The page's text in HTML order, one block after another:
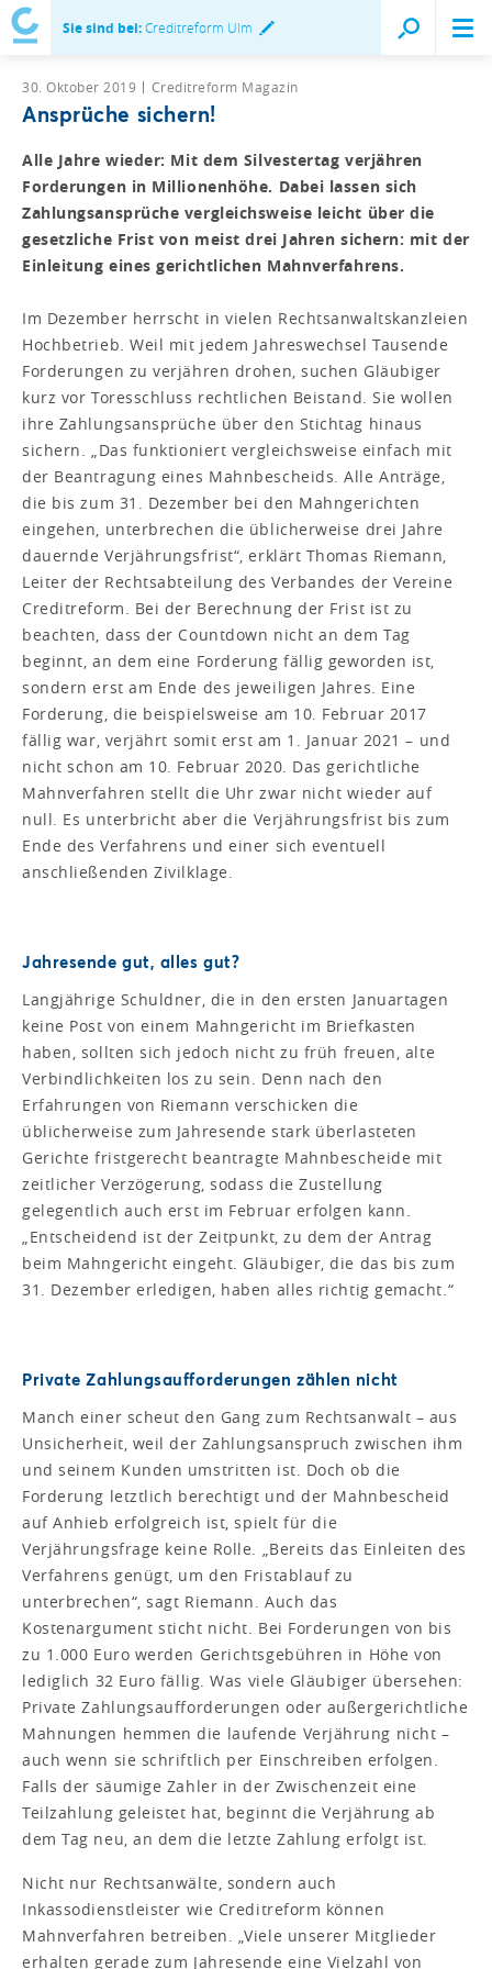
Sie sind bei:Creditreform Ulm
30. Oktober 2019 Creditreform Magazin
Ansprüche sichern!
Alle Jahre wieder: Mit dem Silvestertag verjähren
Forderungen in Millionenhöhe. Dabei lassen sich
Zahlungsansprüche vergleichsweise leicht über die
gesetzliche Frist von meist drei Jahren sichern: mit der
Einleitung eines gerichtlichen Mahnverfahrens.
Im Dezember herrscht in vielen Rechtsanwaltskanzleien
Hochbetrieb. Weil mit jedem Jahreswechsel Tausende
Forderungen zu verjähren drohen, suchen Gläubiger
kurz vor Toresschluss rechtlichen Beistand. Sie wollen
ihre Zahlungsansprüche über den Stichtag hinaus
sichern. „Das funktioniert vergleichsweise einfach mit
der Beantragung eines Mahnbescheids. Alle Anträge,
die bis zum 31. Dezember bei den Mahngerichten
eingehen, unterbrechen die üblicherweise drei Jahre
dauernde Verjährungsfrist“, erklärt Thomas Riemann,
Leiter der Rechtsabteilung des Verbandes der Vereine
Creditreform. Bei der Berechnung der Frist ist zu
beachten, dass der Countdown nicht an dem Tag
beginnt, an dem eine Forderung fällig geworden ist,
sondern erst am Ende des jeweiligen Jahres. Eine
Forderung, die beispielsweise am 10. Februar 2017
fällig war, verjährt somit erst am 1. Januar 2021 – und
nicht schon am 10. Februar 2020. Das gerichtliche
Mahnverfahren stellt die Uhr zwar nicht wieder auf
null. Es unterbricht aber die Verjährungsfrist bis zum
Ende des Verfahrens und einer sich eventuell
anschließenden Zivilklage.
Jahresende gut, alles gut?
Langjährige Schuldner, die in den ersten Januartagen
keine Post von einem Mahngericht im Briefkasten
haben, sollten sich jedoch nicht zu früh freuen, alte
Verbindlichkeiten los zu sein. Denn nach den
Erfahrungen von Riemann verschicken die
üblicherweise zum Jahresende stark überlasteten
Gerichte fristgerecht beantragte Mahnbescheide mit
zeitlicher Verzögerung, sodass die Zustellung
gelegentlich auch erst im Februar erfolgen kann.
„Entscheidend ist der Zeitpunkt, zu dem der Antrag
beim Mahngericht eingeht. Gläubiger, die das bis zum
31. Dezember erledigen, haben alles richtig gemacht.“
Private Zahlungsaufforderungen zählen nicht
Manch einer scheut den Gang zum Rechtsanwalt – aus
Unsicherheit, weil der Zahlungsanspruch zwischen ihm
und seinem Kunden umstritten ist. Doch ob die
Forderung letztlich berechtigt und der Mahnbescheid
auf Anhieb erfolgreich ist, spielt für die
Verjährungsfrage keine Rolle. „Bereits das Einleiten des
Verfahrens genügt, um den Fristablauf zu
unterbrechen“, sagt Riemann. Auch das
Kostenargument sticht nicht. Bei Forderungen von bis
zu 1.000 Euro werden Gerichtsgebühren in Höhe von
lediglich 32 Euro fällig. Was viele Gläubiger übersehen:
Private Zahlungsaufforderungen oder außergerichtliche
Mahnungen hemmen die laufende Verjährung nicht –
auch wenn sie schriftlich per Einschreiben erfolgen.
Falls der säumige Zahler in der Zwischenzeit eine
Teilzahlung geleistet hat, beginnt die Verjährung ab
dem Tag neu, an dem die letzte Zahlung erfolgt ist.
Nicht nur Rechtsanwälte, sondern auch
Inkassodienstleister wie Creditreform können
Mahnverfahren betreiben. „Viele unserer Mitglieder
erhalten gerade zum Jahresende eine Vielzahl von